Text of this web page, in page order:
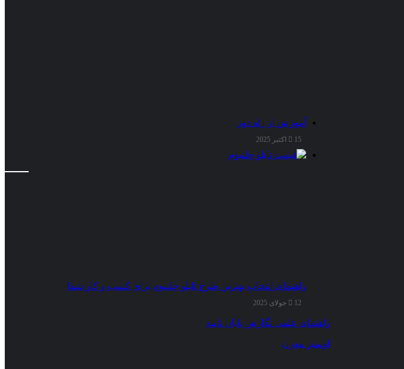
آموزش از راه دور
15 اکتبر 2025
راهنمای انتخاب بهترین طرح تابلو چلنیوم برای کسب و کار شما
12 جولای 2025
راهنمای علمی نگارش پایان نامه
لوستر مدرن